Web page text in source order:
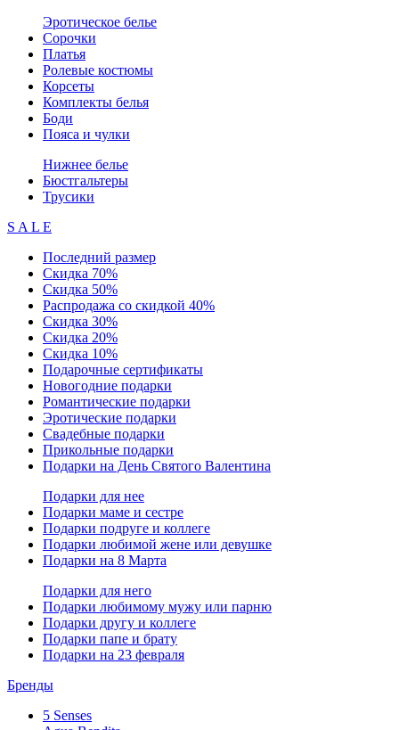
Эротическое белье
Сорочки
Платья
Ролевые костюмы
Корсеты
Комплекты белья
Боди
Пояса и чулки
Нижнее белье
Бюстгальтеры
Трусики
S A L E
Последний размер
Скидка 70%
Скидка 50%
Распродажа со скидкой 40%
Скидка 30%
Скидка 20%
Скидка 10%
Подарочные сертификаты
Новогодние подарки
Романтические подарки
Эротические подарки
Свадебные подарки
Прикольные подарки
Подарки на День Святого Валентина
Подарки для нее
Подарки маме и сестре
Подарки подруге и коллеге
Подарки любимой жене или девушке
Подарки на 8 Марта
Подарки для него
Подарки любимому мужу или парню
Подарки другу и коллеге
Подарки папе и брату
Подарки на 23 февраля
Бренды
5 Senses